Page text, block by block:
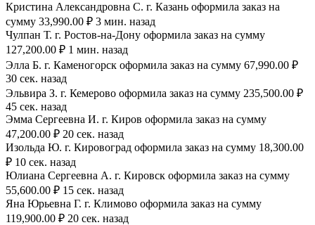
Кристина Александровна С. г. Казань оформила заказ на
сумму 33,990.00 ₽ 3 мин. назад
Чулпан Т. г. Ростов-на-Дону оформила заказ на сумму
127,200.00 ₽ 1 мин. назад
Элла Б. г. Каменогорск оформила заказ на сумму 67,990.00 ₽
30 сек. назад
Эльвира З. г. Кемерово оформила заказ на сумму 235,500.00 ₽
45 сек. назад
Эмма Сергеевна И. г. Киров оформила заказ на сумму
47,200.00 ₽ 20 сек. назад
Изольда Ю. г. Кировоград оформила заказ на сумму 18,300.00
₽ 10 сек. назад
Юлиана Сергеевна А. г. Кировск оформила заказ на сумму
55,600.00 ₽ 15 сек. назад
Яна Юрьевна Г. г. Климово оформила заказ на сумму
119,900.00 ₽ 20 сек. назад